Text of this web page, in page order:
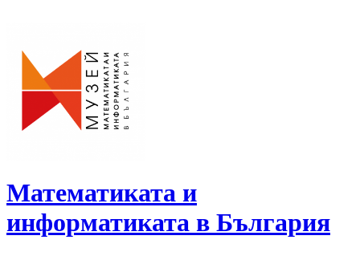
Математиката и
информатиката в България